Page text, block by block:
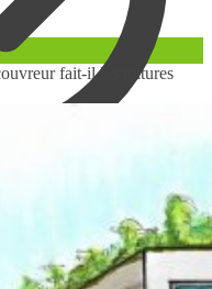
fait-il les toitures